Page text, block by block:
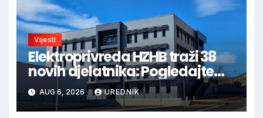
Vijesti
Elektroprivreda HZHB traži 38
novih djelatnika: Pogledajte
otvorena radna mjesta po
gradovima
AUG 6, 2026 UREDNIK